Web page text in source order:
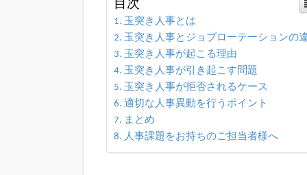
目次
玉突き人事とは
玉突き人事とジョブローテーションの
玉突き人事が起こる理由
玉突き人事が引き起こす問題
玉突き人事が拒否されるケース
適切な人事異動を行うポイント
まとめ
人事課題をお持ちのご担当者様へ